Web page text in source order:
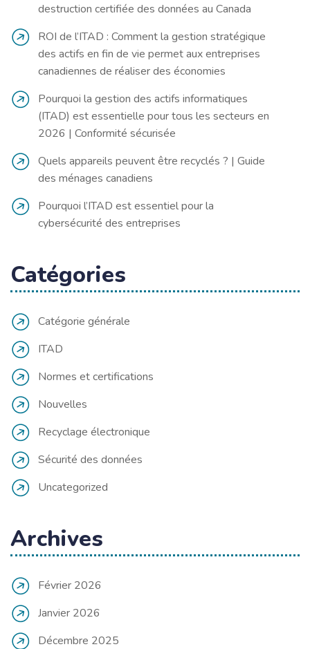
destruction certifiée des données au Canada
ROI de l’ITAD : Comment la gestion stratégique
des actifs en fin de vie permet aux entreprises
canadiennes de réaliser des économies
Pourquoi la gestion des actifs informatiques
(ITAD) est essentielle pour tous les secteurs en
2026 | Conformité sécurisée
Quels appareils peuvent être recyclés ? | Guide
des ménages canadiens
Pourquoi l’ITAD est essentiel pour la
cybersécurité des entreprises
Catégories
Catégorie générale
ITAD
Normes et certifications
Nouvelles
Recyclage électronique
Sécurité des données
Uncategorized
Archives
Février 2026
Janvier 2026
Décembre 2025